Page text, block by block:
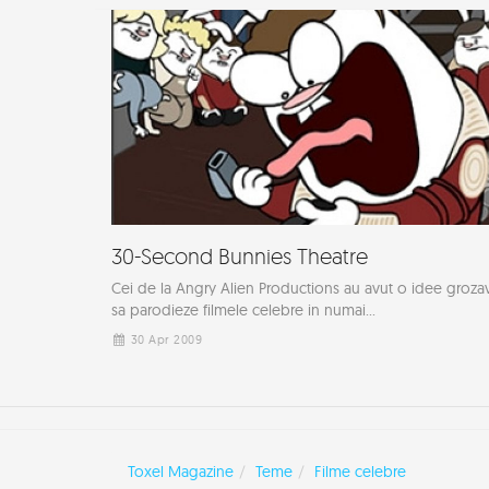
30-Second Bunnies Theatre
Cei de la Angry Alien Productions au avut o idee
sa parodieze filmele celebre in numai...
30 Apr 2009
Toxel Magazine Teme Filme celebre